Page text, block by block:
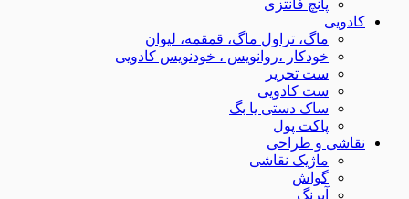
پانچ فانتزی
کادویی
ماگ، تراول ماگ، قمقمه، لیوان
خودکار ،روانویس ، خودنویس کادویی
ست تحریر
ست کادویی
ساک دستی یا بگ
پاکت پول
نقاشی و طراحی
ماژیک نقاشی
گواش
آبرنگ